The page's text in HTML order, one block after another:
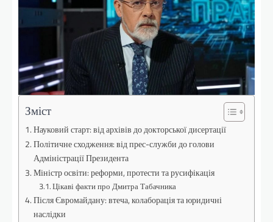
Зміст
Науковий старт: від архівів до докторської дисертації
Політичне сходження: від прес-служби до голови
Адміністрації Президента
Міністр освіти: реформи, протести та русифікація
Цікаві факти про Дмитра Табачника
Після Євромайдану: втеча, колаборація та юридичні
наслідки